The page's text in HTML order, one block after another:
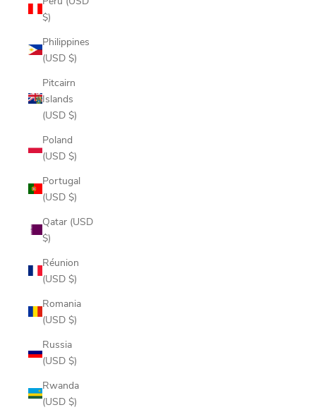
$)
Philippines
(USD $)
Pitcairn
Islands
(USD $)
Poland
(USD $)
Portugal
(USD $)
Qatar (USD
$)
Réunion
(USD $)
Romania
(USD $)
Russia
(USD $)
Rwanda
(USD $)